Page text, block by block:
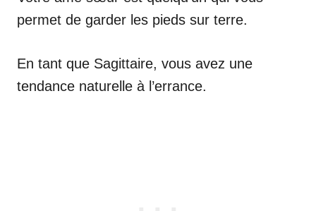
permet de garder les pieds sur terre.
En tant que Sagittaire, vous avez une
tendance naturelle à l’errance.